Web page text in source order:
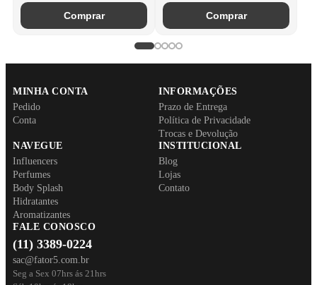
Comprar Comprar
MINHA CONTA
Pedido
Conta
INFORMAÇÕES
Prazo de Entrega
Política de Privacidade
Trocas e Devolução
NAVEGUE
Influencers
Perfumes
Body Splash
Hidratantes
Aromatizantes
INSTITUCIONAL
Blog
Lojas
Contato
FALE CONOSCO
(11) 3389-0224
sac@fator5.com.br
Seg a Sex 07hrs ás 21hrs